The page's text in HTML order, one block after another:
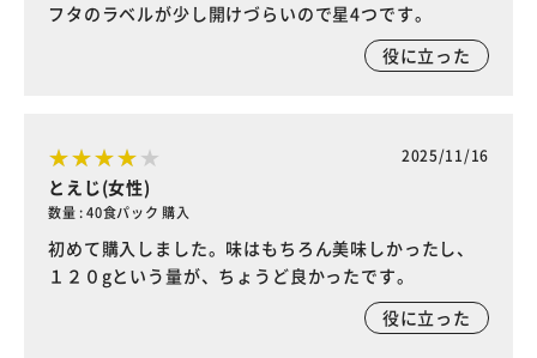
フタのラベルが少し開けづらいので星4つです。
役に立った
2025/11/16
とえじ(女性)
数量 : 40食パック 購入
初めて購入しました。味はもちろん美味しかったし、
１２０gという量が、ちょうど良かったです。
役に立った